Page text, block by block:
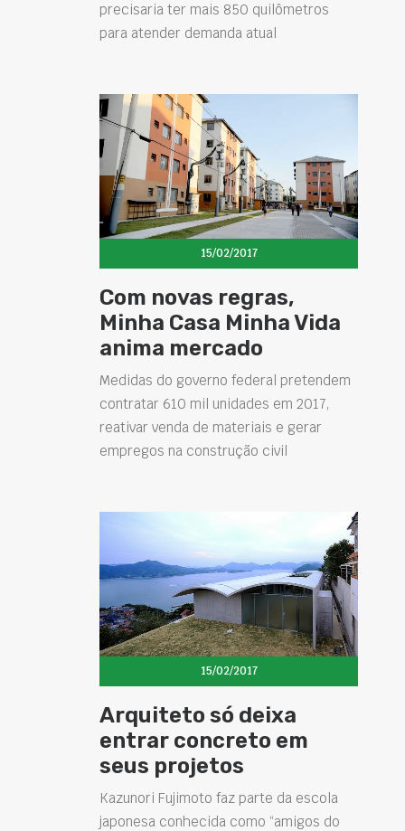
precisaria ter mais 850 quilômetros
para atender demanda atual
15/02/2017
Com novas regras,
Minha Casa Minha Vida
anima mercado
Medidas do governo federal pretendem
contratar 610 mil unidades em 2017,
reativar venda de materiais e gerar
empregos na construção civil
15/02/2017
Arquiteto só deixa
entrar concreto em
seus projetos
Kazunori Fujimoto faz parte da escola
japonesa conhecida como “amigos do